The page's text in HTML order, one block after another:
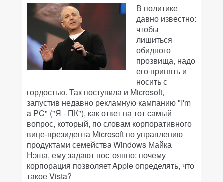
В политике
давно известно:
чтобы
лишиться
обидного
прозвища, надо
его принять и
носить с
гордостью. Так поступила и Microsoft,
запустив недавно рекламную кампанию "I'm
a PC" ("Я - ПК"), как ответ на тот самый
вопрос, который, по словам корпоративного
вице-президента Microsoft по управлению
продуктами семейства Windows Майка
Нэша, ему задают постоянно: почему
корпорация позволяет Apple определять, что
такое Vista?